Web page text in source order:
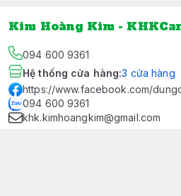
Kim Hoàng Kim -
094 600 9361
Hệ thống cửa hàng:3 cửa hàng
https://www.facebook.com/
094 600 9361
khk.kimhoangkim@gmail.com